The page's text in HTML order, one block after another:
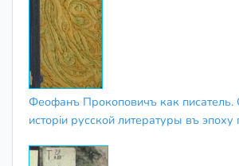
Феофанъ Прокоповичъ как писатель.
исторіи русской литературы въ эпоху